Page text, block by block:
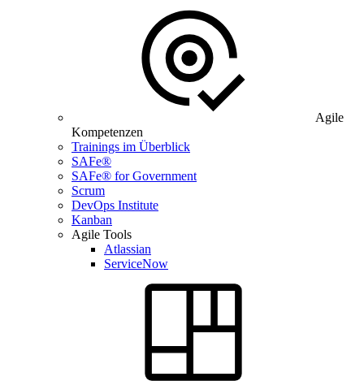
Agile
Kompetenzen
Trainings im Überblick
SAFe®
SAFe® for Government
Scrum
DevOps Institute
Kanban
Agile Tools
Atlassian
ServiceNow